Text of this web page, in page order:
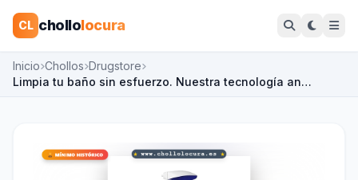
CL chollolocura
Inicio Chollos Drugstore
Limpia tu baño sin esfuerzo. Nuestra tecnología an…